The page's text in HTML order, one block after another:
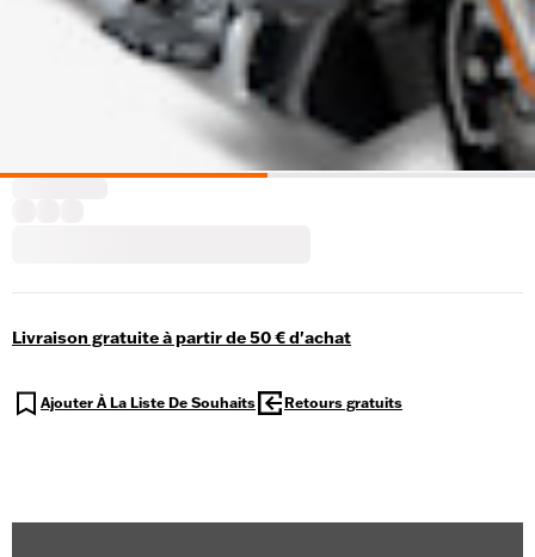
Livraison gratuite à partir de 50 € d'achat
Ajouter À La Liste De Souhaits Retours gratuits